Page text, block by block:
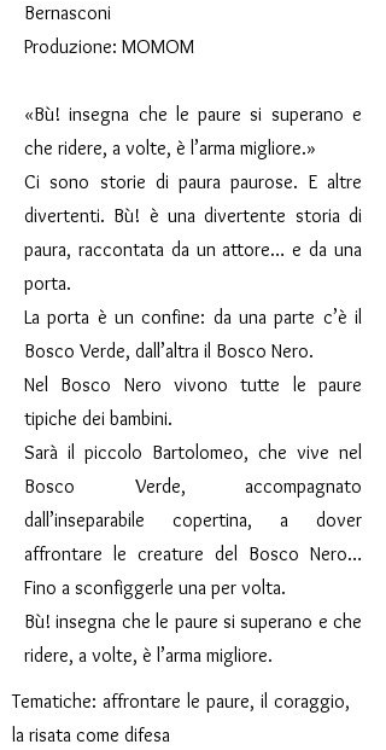
Bernasconi
Produzione: MOMOM
«Bù! insegna che le paure si superano e
che ridere, a volte, è l’arma migliore.»
Ci sono storie di paura paurose. E altre
divertenti. Bù! è una divertente storia di
paura, raccontata da un attore… e da una
porta.
La porta è un confine: da una parte c’è il
Bosco Verde, dall’altra il Bosco Nero.
Nel Bosco Nero vivono tutte le paure
tipiche dei bambini.
Sarà il piccolo Bartolomeo, che vive nel
Bosco Verde, accompagnato
dall’inseparabile copertina, a dover
affrontare le creature del Bosco Nero…
Fino a sconfiggerle una per volta.
Bù! insegna che le paure si superano e che
ridere, a volte, è l’arma migliore.
Tematiche: affrontare le paure, il coraggio,
la risata come difesa